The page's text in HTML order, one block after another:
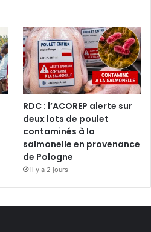
RDC : l’ACOREP alerte sur
deux lots de poulet
contaminés à la
salmonelle en provenance
de Pologne
il y a 2 jours